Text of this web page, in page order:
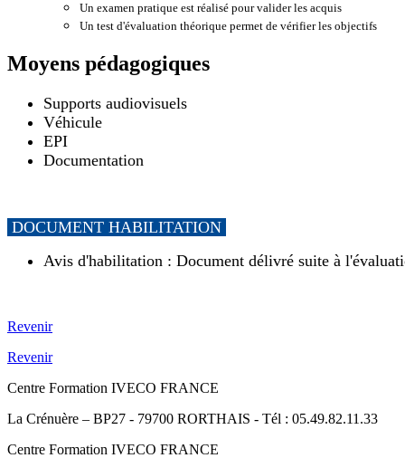
Un examen pratique est réalisé pour valider les acquis
Un test d'évaluation théorique permet de vérifier les objectifs
Moyens pédagogiques
Supports audiovisuels
Véhicule
EPI
Documentation
DOCUMENT HABILITATION
Avis d'habilitation : Document délivré suite à
Revenir
Revenir
Centre Formation IVECO FRANCE
La Crénuère – BP27 - 79700 RORTHAIS - Tél : 05.49.82.11.33
Centre Formation IVECO FRANCE